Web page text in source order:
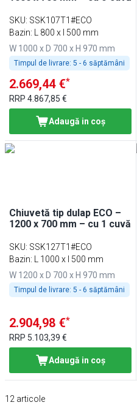
SKU: SSK107T1#ECO
Bazin: L 800 x l 500 mm
W 1000 x D 700 x H 970 mm
Timpul de livrare: 5 - 6 săptămâni
2.669,44 €*
RRP 4.867,85 €
Adaugă in coş
Chiuvetă tip dulap ECO –
1200 x 700 mm – cu 1 cuvă
SKU: SSK127T1#ECO
Bazin: L 1000 x l 500 mm
W 1200 x D 700 x H 970 mm
Timpul de livrare: 5 - 6 săptămâni
2.904,98 €*
RRP 5.103,39 €
Adaugă in coş
12 articole